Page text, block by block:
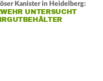
Kanister in Heidelberg:
UNTERSUCHT